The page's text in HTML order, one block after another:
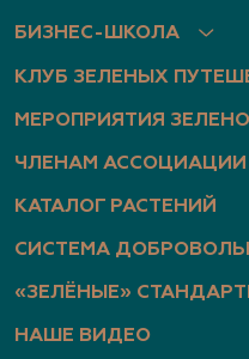
БИЗНЕС-ШКОЛА
КЛУБ ЗЕЛЕНЫХ
МЕРОПРИЯТИЯ
ЧЛЕНАМ АССОЦИАЦИИ
КАТАЛОГ РАСТЕНИЙ
СИСТЕМА
«ЗЕЛЁНЫЕ»
НАШЕ ВИДЕО